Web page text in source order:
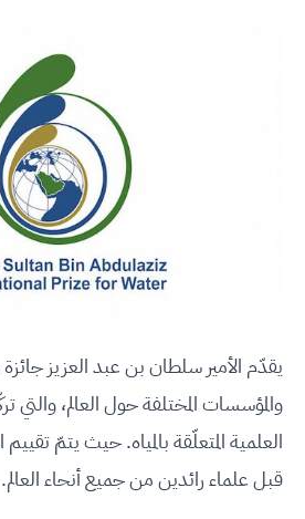
يقدّم الأمير سلطان بن عبد العزيز
والمؤسسات المختلفة حول العالم، والتي
العلمية المتعلّقة بالمياه. حيث يتمّ
قبل علماء رائدين من جميع أنحاء العالم.